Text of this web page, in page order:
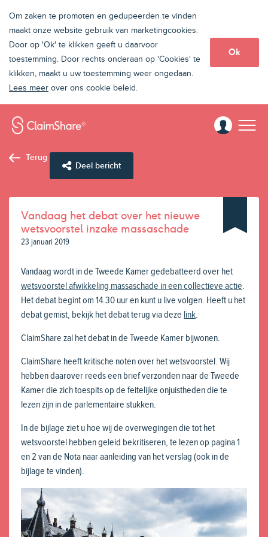
Om zaken te promoten en gedupeerden te vinden
maakt onze website gebruik van marketingcookies.
Door op 'Ok' te klikken geeft u daarvoor
toestemming. Door rechts onderaan op 'Cookies' te
klikken, maakt u uw toestemming weer ongedaan.
Lees meer over ons cookie beleid.
Ok
Terug
Deel bericht
Vandaag het debat over het nieuwe
wetsvoorstel inzake massaschade
23 januari 2019
Vandaag wordt in de Tweede Kamer gedebatteerd over het
wetsvoorstel afwikkeling massaschade in een collectieve actie.
Het debat begint om 14.30 uur en kunt u live volgen. Heeft u het
debat gemist, bekijk het debat terug via deze link.
ClaimShare zal het debat in de Tweede Kamer bijwonen.
ClaimShare heeft kritische noten over het wetsvoorstel. Wij
hebben daarover reeds een brief verzonden naar de Tweede
Kamer die zich toespits op de feitelijke onjuistheden die te
lezen zijn in de parlementaire stukken.
In de bijlage ziet u hoe wij de overwegingen die tot het
wetsvoorstel hebben geleid bekritiseren, te lezen op pagina 1
en 2 van de Nota naar aanleiding van het verslag (ook in de
bijlage te vinden).